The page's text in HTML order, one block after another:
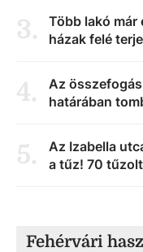
3.
Több lakó
házak felé
4.
Az
határában
5.
Az Izabella
a tűz! 70
Fehérvári